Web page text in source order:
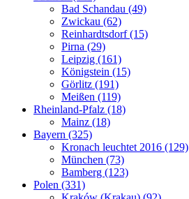
Bad Schandau (49)
Zwickau (62)
Reinhardtsdorf (15)
Pirna (29)
Leipzig (161)
Königstein (15)
Görlitz (191)
Meißen (119)
Rheinland-Pfalz (18)
Mainz (18)
Bayern (325)
Kronach leuchtet 2016 (129)
München (73)
Bamberg (123)
Polen (331)